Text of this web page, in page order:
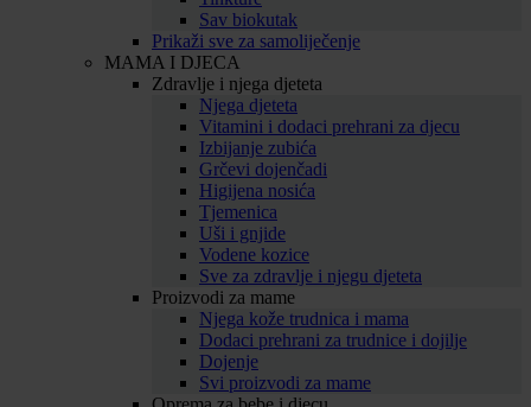
Sav biokutak
Prikaži sve za samoliječenje
MAMA I DJECA
Zdravlje i njega djeteta
Njega djeteta
Vitamini i dodaci prehrani za djecu
Izbijanje zubića
Grčevi dojenčadi
Higijena nosića
Tjemenica
Uši i gnjide
Vodene kozice
Sve za zdravlje i njegu djeteta
Proizvodi za mame
Njega kože trudnica i mama
Dodaci prehrani za trudnice i dojilje
Dojenje
Svi proizvodi za mame